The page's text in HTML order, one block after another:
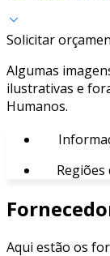
Solicitar
Algumas
ilustrativas e
Humanos.
Aqui estão os